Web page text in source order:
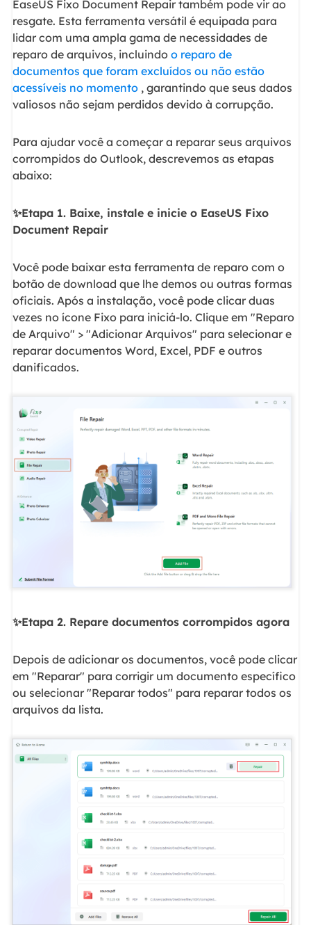
EaseUS Fixo Document Repair também pode vir ao
resgate. Esta ferramenta versátil é equipada para
lidar com uma ampla gama de necessidades de
reparo de arquivos, incluindo o reparo de
documentos que foram excluídos ou não estão
acessíveis no momento, garantindo que seus dados
valiosos não sejam perdidos devido à corrupção.
Para ajudar você a começar a reparar seus arquivos
corrompidos do Outlook, descrevemos as etapas
abaixo:
✨Etapa 1. Baixe, instale e inicie o EaseUS Fixo
Document Repair
Você pode baixar esta ferramenta de reparo com o
botão de download que lhe demos ou outras formas
oficiais. Após a instalação, você pode clicar duas
vezes no ícone Fixo para iniciá-lo. Clique em "Reparo
de Arquivo" > "Adicionar Arquivos" para selecionar e
reparar documentos Word, Excel, PDF e outros
danificados.
✨Etapa 2. Repare documentos corrompidos agora
Depois de adicionar os documentos, você pode clicar
em "Reparar" para corrigir um documento específico
ou selecionar "Reparar todos" para reparar todos os
arquivos da lista.